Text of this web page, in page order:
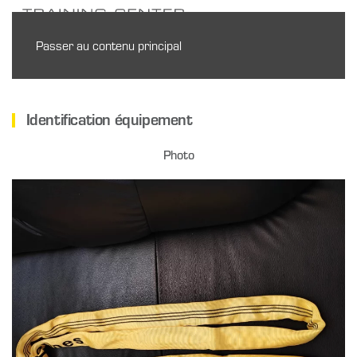
Passer au contenu principal
Identification équipement
Photo